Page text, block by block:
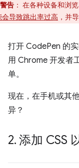
警告 ： 在各种设备和浏
会导致跳出率过高 ，并
打开 CodePen 的
用 Chrome 开发者
单。
现在，在手机或其
异？
2. 添加 CSS